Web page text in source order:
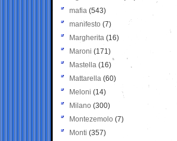
mafia (543)
manifesto (7)
Margherita (16)
Maroni (171)
Mastella (16)
Mattarella (60)
Meloni (14)
Milano (300)
Montezemolo (7)
Monti (357)